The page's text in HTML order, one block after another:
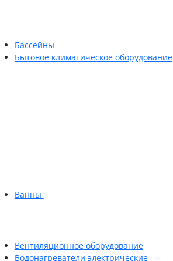
Бассейны
Бытовое климатическое оборудование
Ванны
Вентиляционное оборудование
Водонагреватели электрические